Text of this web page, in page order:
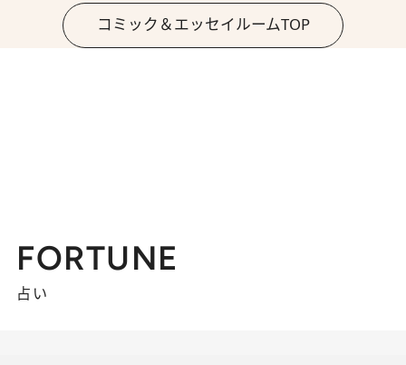
コミック＆エッセイルームTOP
FORTUNE
占い